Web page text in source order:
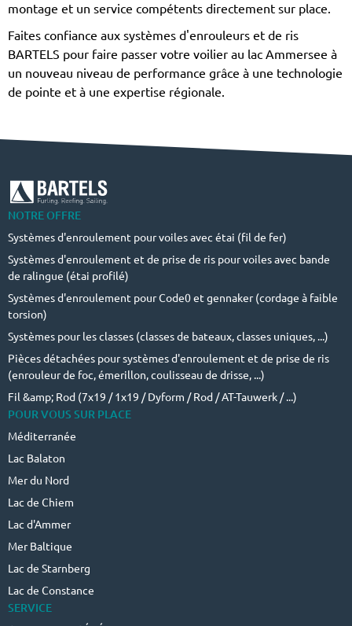
montage et un service compétents directement sur place.
Faites confiance aux systèmes d'enrouleurs et de ris
BARTELS pour faire passer votre voilier au lac Ammersee à
un nouveau niveau de performance grâce à une technologie
de pointe et à une expertise régionale.
NOTRE OFFRE
Systèmes d'enroulement pour voiles avec étai (fil de fer)
Systèmes d'enroulement et de prise de ris pour voiles avec bande
de ralingue (étai profilé)
Systèmes d'enroulement pour Code0 et gennaker (cordage à faible
torsion)
Systèmes pour les classes (classes de bateaux, classes uniques, ...)
Pièces détachées pour systèmes d'enroulement et de prise de ris
(enrouleur de foc, émerillon, coulisseau de drisse, ...)
Fil &amp; Rod (7x19 / 1x19 / Dyform / Rod / AT-Tauwerk / ...)
POUR VOUS SUR PLACE
Méditerranée
Lac Balaton
Mer du Nord
Lac de Chiem
Lac d'Ammer
Mer Baltique
Lac de Starnberg
Lac de Constance
SERVICE